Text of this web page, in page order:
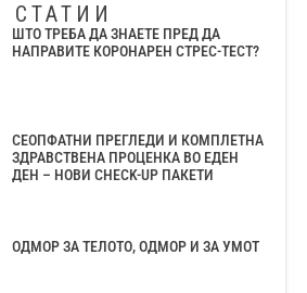
СТАТИИ
ШТО ТРЕБА ДА ЗНАЕТЕ ПРЕД ДА
НАПРАВИТЕ КОРОНАРЕН СТРЕС-ТЕСТ?
СЕОПФАТНИ ПРЕГЛЕДИ И КОМПЛЕТНА
ЗДРАВСТВЕНА ПРОЦЕНКА ВО ЕДЕН
ДЕН – НОВИ CHECK-UP ПАКЕТИ
ОДМОР ЗА ТЕЛОТО, ОДМОР И ЗА УМОТ